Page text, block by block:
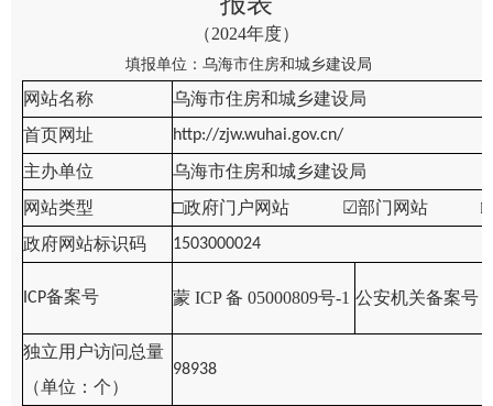
（2024年度）
填报单位： 乌海市住房和城乡建设局
网站名称
乌海市住房和城乡建设局
首页网址
http://zjw.wuhai.gov.cn/
主办单位
乌海市住房和城乡建设局
网站类型
□政府门户网站 ☑部门网站 □
政府网站标识码
1503000024
ICP备案号 蒙 ICP 备 05000809号-1 公安机关备案号
独立用户访问总量
（单位：个）
98938